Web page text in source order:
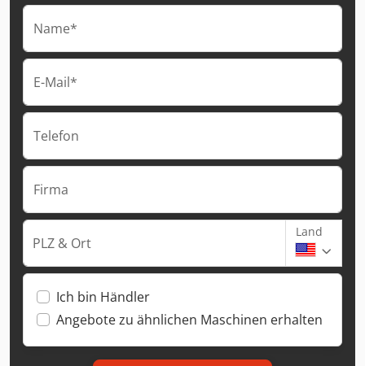
Name*
E-Mail*
Telefon
Firma
PLZ & Ort
Land
Ich bin Händler
Angebote zu ähnlichen Maschinen erhalten